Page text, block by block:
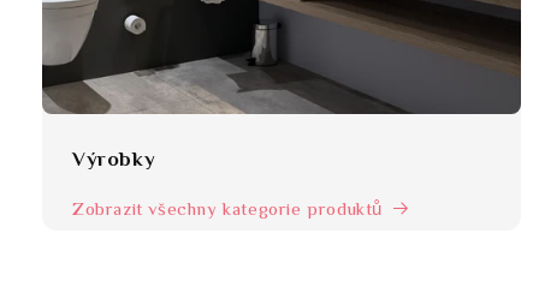
Výrobky
Zobrazit všechny kategorie produktů